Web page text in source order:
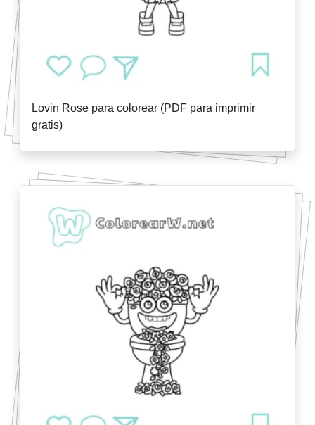
Lovin Rose para colorear (PDF para imprimir
gratis)